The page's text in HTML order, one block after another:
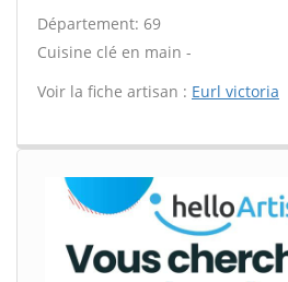
Département: 69
Cuisine clé en main -
Voir la fiche artisan : Eurl victoria